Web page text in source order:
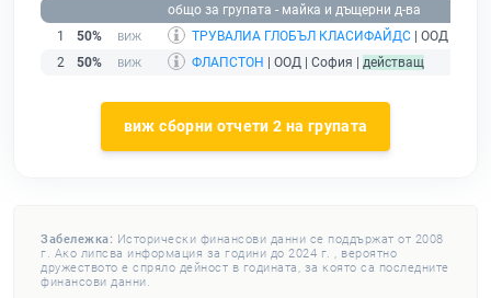
общо за групата - майка и дъщерни д-ва
1
50% ТРУВАЛИА ГЛОБЪЛ КЛАСИФАЙДС | ООД |
2
50% ФЛАПСТОН | ООД | София | действащ
виж сборни отчети 2 на групата
Забележка: Исторически финансови данни се поддържат от 2008
г. Ако липсва информация за години до 2024 г. , вероятно
дружеството е спряло дейност в годината, за която са последните
финансови данни.